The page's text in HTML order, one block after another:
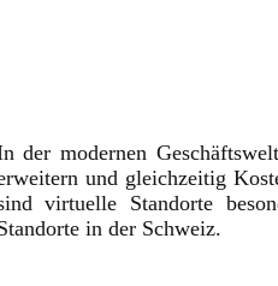
der modernen
und gleichzeitig
virtuelle Standorte
in der Schweiz.